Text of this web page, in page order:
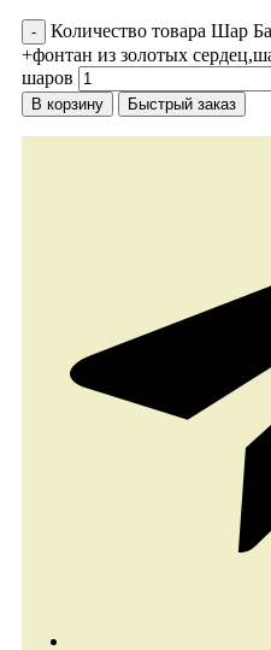
Количество товара Шар
+фонтан из золотых
шаров
В корзину Быстрый заказ